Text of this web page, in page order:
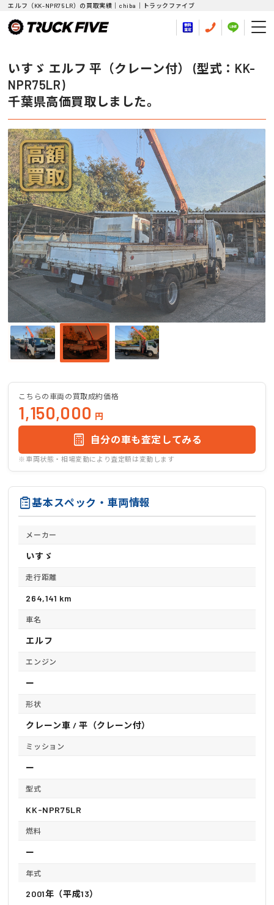
エルフ（KK-NPR75LR）の買取実績｜chiba｜トラックファイブ
いすゞ エルフ 平（クレーン付） (型式：KK-
NPR75LR)
千葉県高価買取しました。
こちらの車両の買取成約価格
1,150,000 円
自分の車も査定してみる
※車両状態・相場変動により査定額は変動します
基本スペック・車両情報
メーカー
いすゞ
走行距離
264,141 km
車名
エルフ
エンジン
ー
形状
クレーン車 / 平（クレーン付）
ミッション
ー
型式
KK-NPR75LR
燃料
ー
年式
2001年（平成13）